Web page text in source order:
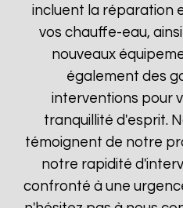
incluent la réparation
vos chauffe-eau,
nouveaux
également des
interventions pour
tranquillité d'esprit.
témoignent de notre
notre rapidité
confronté à une